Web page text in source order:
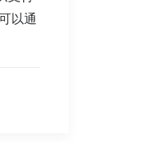
以通